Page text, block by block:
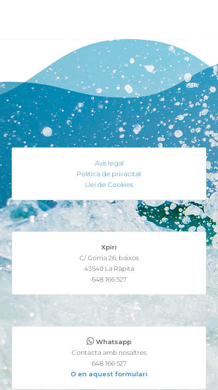
Avís legal
Politica de privacitat
Llei de Cookies
Xpiri
C/ Gorria 26, baixos
43540 La Ràpita
648 166 527
Whatsapp
Contacta amb nosaltres
648 166 527
O en aquest formulari